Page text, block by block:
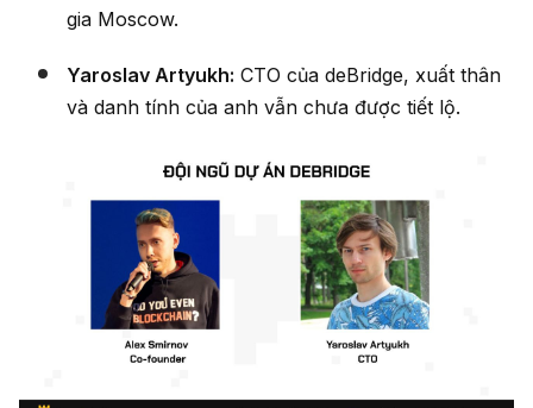
gia Moscow.
Yaroslav Artyukh: CTO của deBridge, xuất thân
và danh tính của anh vẫn chưa được tiết lộ.